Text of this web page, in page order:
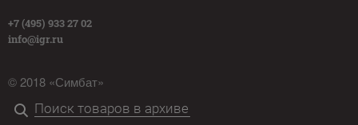
+7 (495) 933 27 02
info@igr.ru
© 2018 «Симбат»